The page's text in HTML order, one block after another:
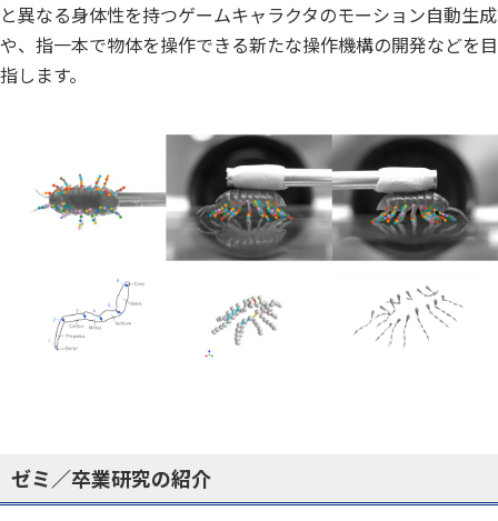
と異なる身体性を持つゲームキャラクタのモーション自動生成
や、指一本で物体を操作できる新たな操作機構の開発などを目
指します。
ゼミ／卒業研究の紹介